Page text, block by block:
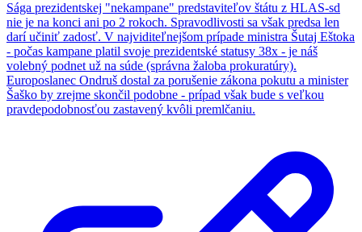
Sága prezidentskej "nekampane" predstaviteľov štátu z HLAS-sd
nie je na konci ani po 2 rokoch. Spravodlivosti sa však predsa len
darí učiniť zadosť. V najviditeľnejšom prípade ministra Šutaj Eštoka
- počas kampane platil svoje prezidentské statusy 38x - je náš
volebný podnet už na súde (správna žaloba prokuratúry).
Europoslanec Ondruš dostal za porušenie zákona pokutu a minister
Šaško by zrejme skončil podobne - prípad však bude s veľkou
pravdepodobnosťou zastavený kvôli premlčaniu.